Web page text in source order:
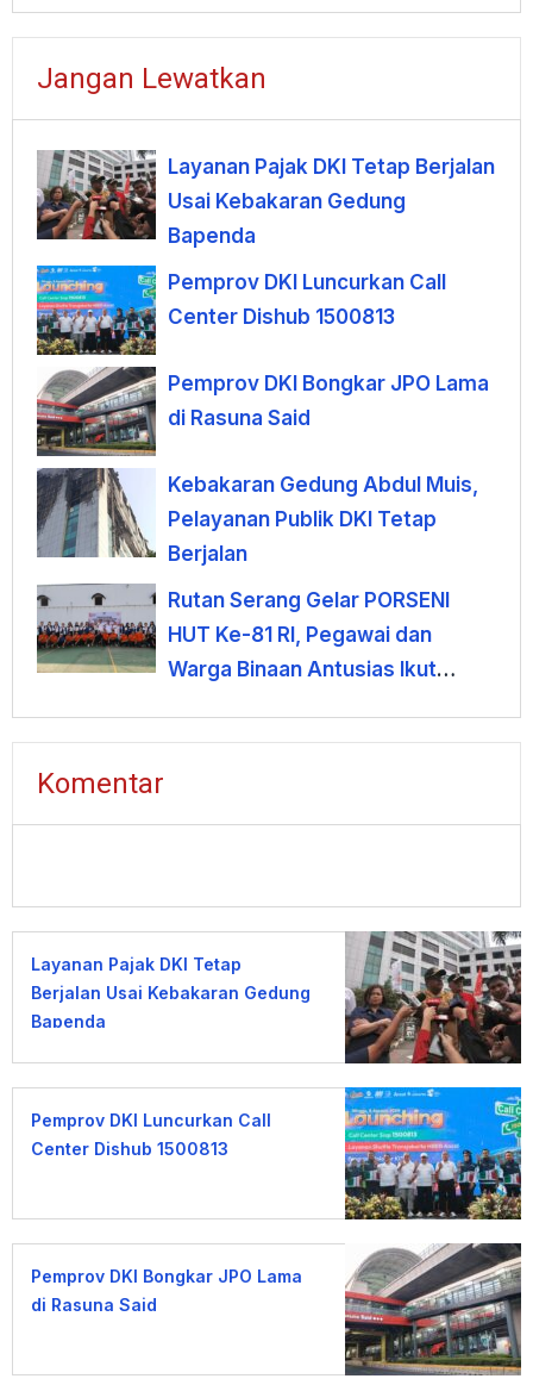
Jangan Lewatkan
Layanan Pajak DKI Tetap Berjalan
Usai Kebakaran Gedung
Bapenda
Pemprov DKI Luncurkan Call
Center Dishub 1500813
Pemprov DKI Bongkar JPO Lama
di Rasuna Said
Kebakaran Gedung Abdul Muis,
Pelayanan Publik DKI Tetap
Berjalan
Rutan Serang Gelar PORSENI
HUT Ke-81 RI, Pegawai dan
Warga Binaan Antusias Ikut
Komentar
Layanan Pajak DKI Tetap
Berjalan Usai Kebakaran Gedung
Bapenda
Pemprov DKI Luncurkan Call
Center Dishub 1500813
Pemprov DKI Bongkar JPO Lama
di Rasuna Said